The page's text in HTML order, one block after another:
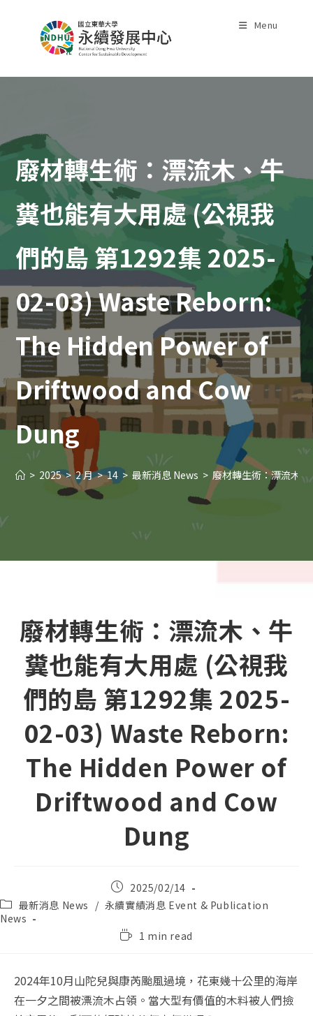
Menu
廢材轉生術：漂流木、牛
糞也能有大用處 (公視我
們的島 第1292集 2025-
02-03) Waste Reborn:
The Hidden Power of
Driftwood and Cow
Dung
> 2025 > 2 月 > 14 > 最新消息 News > 廢材轉生術：漂流木
廢材轉生術：漂流木、牛
糞也能有大用處 (公視我
們的島 第1292集 2025-
02-03) Waste Reborn:
The Hidden Power of
Driftwood and Cow
Dung
Post
published:
2025/02/14
Post
category:
最新消息 News / 永續實績消息 Event & Publication
News
Reading1 min read
2024年10月山陀兒與康芮颱風過境，花東幾十公里的海岸
在一夕之間被漂流木占領。當大型有價值的木料被人們撿